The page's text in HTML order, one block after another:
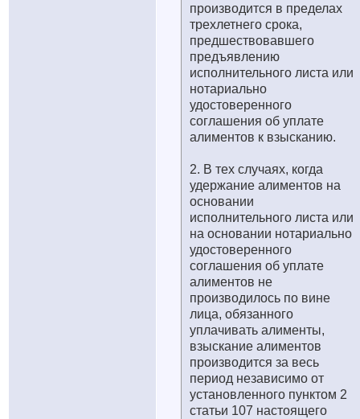
производится в пределах
трехлетнего срока,
предшествовавшего
предъявлению
исполнительного листа или
нотариально
удостоверенного
соглашения об уплате
алиментов к взысканию.
2. В тех случаях, когда
удержание алиментов на
основании
исполнительного листа или
на основании нотариально
удостоверенного
соглашения об уплате
алиментов не
производилось по вине
лица, обязанного
уплачивать алименты,
взыскание алиментов
производится за весь
период независимо от
установленного пунктом 2
статьи 107 настоящего